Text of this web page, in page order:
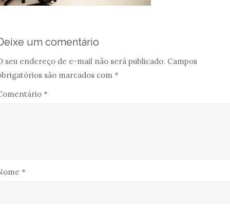
um comentário
seu endereço de e-mail não será publicado. Campos
são marcados com *
*
*